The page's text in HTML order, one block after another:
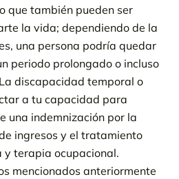
que también pueden ser
la vida; dependiendo de la
una persona podría quedar
periodo prolongado o incluso
discapacidad temporal o
a tu capacidad para
una indemnización por la
ingresos y el tratamiento
terapia ocupacional.
mencionados anteriormente